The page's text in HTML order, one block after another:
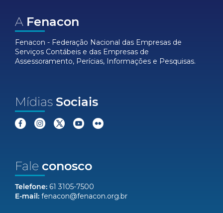
A Fenacon
Fenacon - Federação Nacional das Empresas de
Serviços Contábeis e das Empresas de
Assessoramento, Perícias, Informações e Pesquisas.
Mídias Sociais
Fale conosco
Telefone: 61 3105-7500
E-mail: fenacon@fenacon.org.br